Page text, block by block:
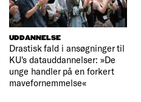
UDDANNELSE
Drastisk fald i ansøgninger til
KU's datauddannelser: »De
unge handler på en forkert
mavefornemmelse«